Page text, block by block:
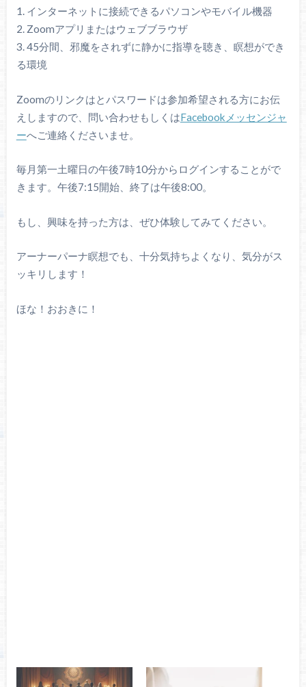
1. インターネットに接続できるパソコンやモバイル機器
2. Zoomアプリまたはウェブブラウザ
3. 45分間、邪魔をされずに静かに指導を聴き、瞑想ができ
る環境
Zoomのリンクはとパスワードは参加希望される方にお伝
えしますので、問い合わせもしくはFacebookメッセンジャ
ーへご連絡くださいませ。
毎月第一土曜日の午後7時10分からログインすることがで
きます。午後7:15開始、終了は午後8:00。
もし、興味を持った方は、ぜひ体験してみてください。
アーナーパーナ瞑想でも、十分気持ちよくなり、気分がス
ッキリします！
ほな！おおきに！